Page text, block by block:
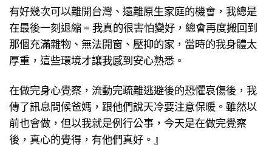
有好幾次可以離開台灣、遠離原生家庭的機會，我總是
在最後一刻退縮 = 我真的很害怕變好，總會再度搬回到
那個充滿雜物、無法開窗、壓抑的家，當時的我身體太
厚重，這些環境才讓我感到安心熟悉。
在做完身心覺察，流動完疏離逃避後的恐懼哀傷後，我
傳了訊息問候爸媽，跟他們說天冷要注意保暖。雖然以
前也會做，但以我就是例行公事，今天是在做完覺察
後，真心的覺得，有他們真好。』